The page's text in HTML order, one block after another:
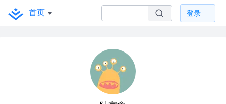
首页 登录